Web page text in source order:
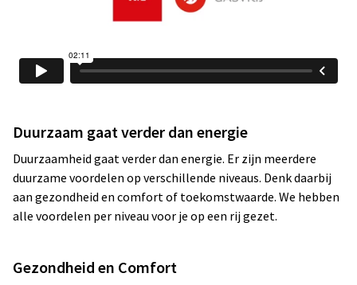
Duurzaam gaat verder dan energie
Duurzaamheid gaat verder dan energie. Er zijn meerdere
duurzame voordelen op verschillende niveaus. Denk daarbij
aan gezondheid en comfort of toekomstwaarde. We hebben
alle voordelen per niveau voor je op een rij gezet.
Gezondheid en Comfort